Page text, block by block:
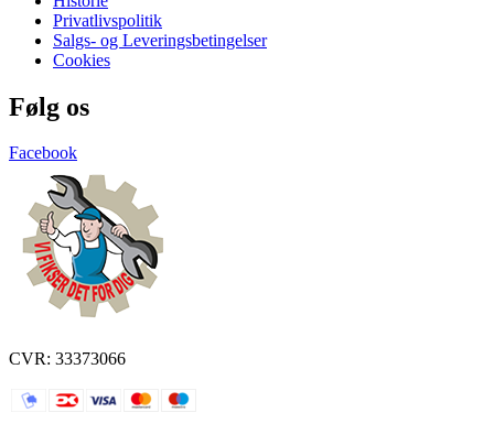
Privatlivspolitik
Salgs- og Leveringsbetingelser
Cookies
Følg os
Facebook
CVR: 33373066